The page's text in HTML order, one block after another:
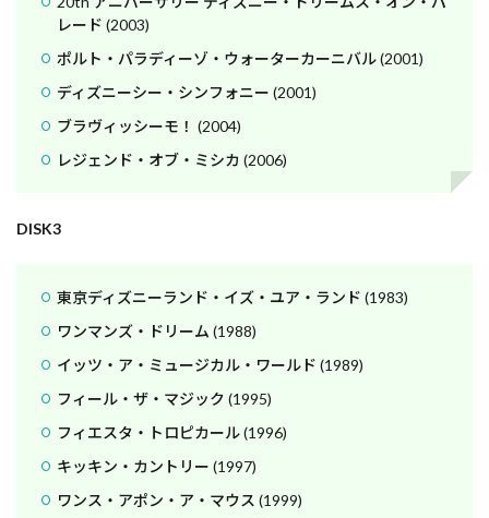
レード (2003)
ポルト・パラディーゾ・ウォーターカーニバル (2001)
ディズニーシー・シンフォニー (2001)
ブラヴィッシーモ！ (2004)
レジェンド・オブ・ミシカ (2006)
DISK3
東京ディズニーランド・イズ・ユア・ランド (1983)
ワンマンズ・ドリーム (1988)
イッツ・ア・ミュージカル・ワールド (1989)
フィール・ザ・マジック (1995)
フィエスタ・トロピカール (1996)
キッキン・カントリー (1997)
ワンス・アポン・ア・マウス (1999)